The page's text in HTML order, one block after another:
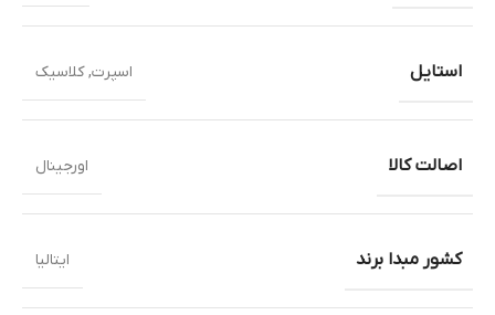
استایل اسپرت,کلاسیک
اصالت کالا اورجینال
کشور مبدا برند ایتالیا